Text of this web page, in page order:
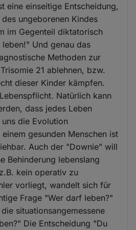
eine einseitige Entscheidung,
ungeborenen Kindes
im Gegenteil diktatorisch
Und genau das
Methoden zur
21 ablehnen, bzw.
dieser Kinder kämpfen.
Natürlich kann
dass jedes Leben
die Evolution
gesunden Menschen ist
Auch der "Downie" will
Behinderung lebenslang
kein operativ zu
vorliegt, wandelt sich für
Frage "Wer darf leben?"
situationsangemessene
Die Entscheidung "Du